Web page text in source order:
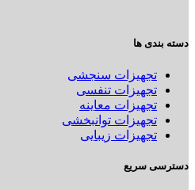
دسته بندی ها
تجهیزات سنجشی
تجهیزات تنفسی
تجهیزات معاینه
تجهیزات توانبخشی
تجهیزات زیبایی
دسترسی سریع